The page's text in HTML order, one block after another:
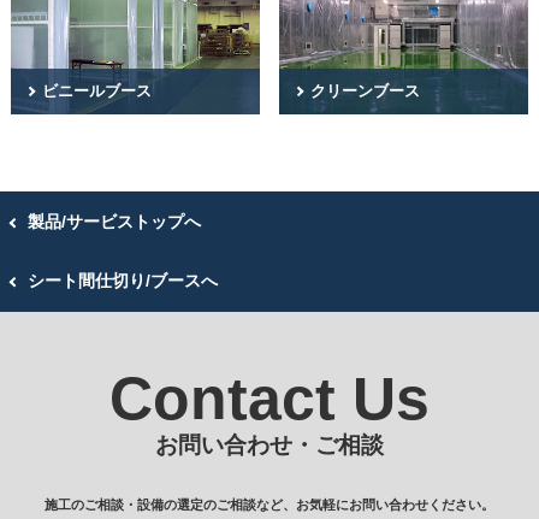
ビニールブース クリーンブース
製品/サービストップへ
シート間仕切り/ブースへ
Contact Us
お問い合わせ・ご相談
施工のご相談・設備の選定のご相談など、お気軽にお問い合わせください。